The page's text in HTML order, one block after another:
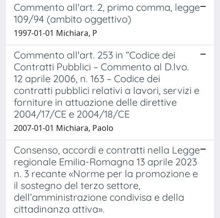
Commento all'art. 2, primo comma, legge
109/94 (ambito oggettivo)
1997-01-01 Michiara, P
Commento all'art. 253 in “Codice dei
Contratti Pubblici – Commento al D.lvo.
12 aprile 2006, n. 163 – Codice dei
contratti pubblici relativi a lavori, servizi e
forniture in attuazione delle direttive
2004/17/CE e 2004/18/CE
2007-01-01 Michiara, Paolo
Consenso, accordi e contratti nella Legge
regionale Emilia-Romagna 13 aprile 2023
n. 3 recante «Norme per la promozione e
il sostegno del terzo settore,
dell’amministrazione condivisa e della
cittadinanza attiva».